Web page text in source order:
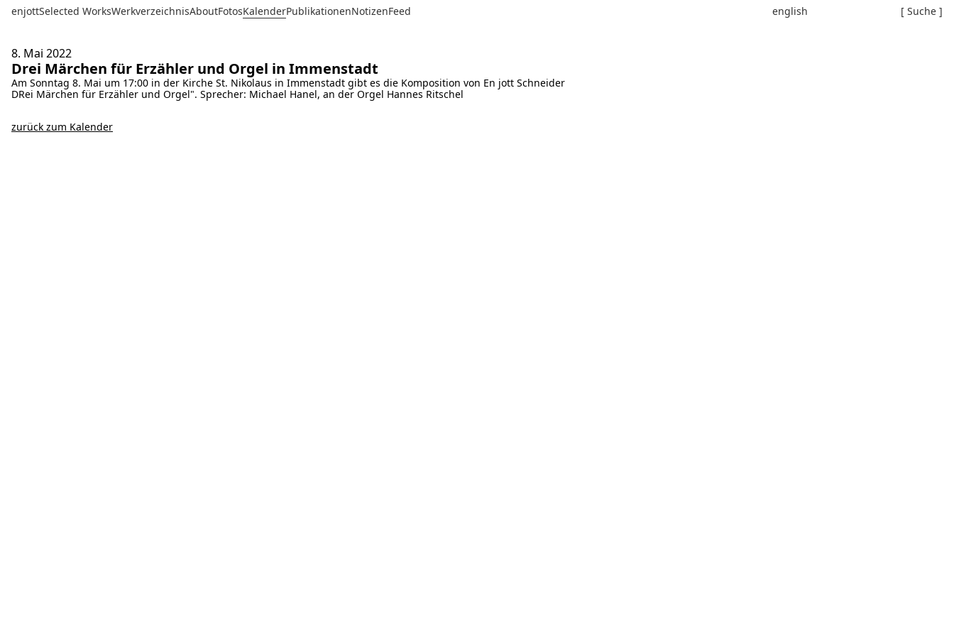
enjottSelected WorksWerkverzeichnisAboutFotosKalenderPublikationenNotizenFeed english [ Suche ]
8. Mai 2022
Drei Märchen für Erzähler und Orgel in Immenstadt
Am Sonntag 8. Mai um 17:00 in der Kirche St. Nikolaus in Immenstadt gibt es die Komposition von En jott Schneider
DRei Märchen für Erzähler und Orgel". Sprecher: Michael Hanel, an der Orgel Hannes Ritschel
zurück zum Kalender